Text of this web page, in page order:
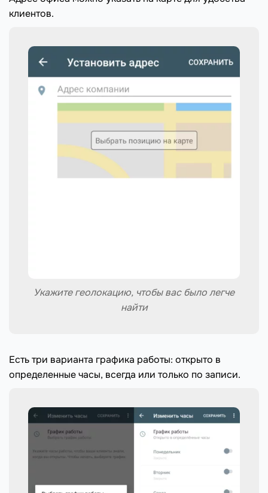
клиентов.
Укажите геолокацию, чтобы вас было легче
найти
Есть три варианта графика работы: открыто в
определенные часы, всегда или только по записи.